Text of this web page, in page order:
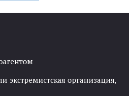
экстремистская организация,